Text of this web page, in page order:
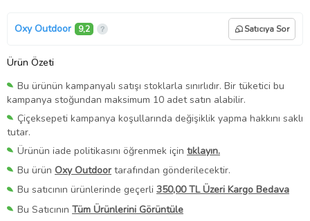
Oxy Outdoor 9,2 Satıcıya Sor
Ürün Özeti
Bu ürünün kampanyalı satışı stoklarla sınırlıdır. Bir tüketici bu
kampanya stoğundan maksimum 10 adet satın alabilir.
Çiçeksepeti kampanya koşullarında değişiklik yapma hakkını saklı
tutar.
Ürünün iade politikasını öğrenmek için tıklayın.
Bu ürün Oxy Outdoor tarafından gönderilecektir.
Bu satıcının ürünlerinde geçerli 350,00 TL Üzeri Kargo Bedava
Bu Satıcının Tüm Ürünlerini Görüntüle